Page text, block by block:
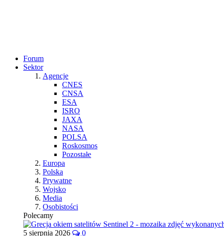
Forum
Sektor
Agencje
CNES
CNSA
ESA
ISRO
JAXA
NASA
POLSA
Roskosmos
Pozostałe
Europa
Polska
Prywatne
Wojsko
Media
Osobistości
Polecamy
5 sierpnia 2026 0